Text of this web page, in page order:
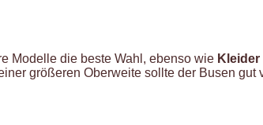
Modelle die beste Wahl, ebenso wie
größeren Oberweite sollte der Busen